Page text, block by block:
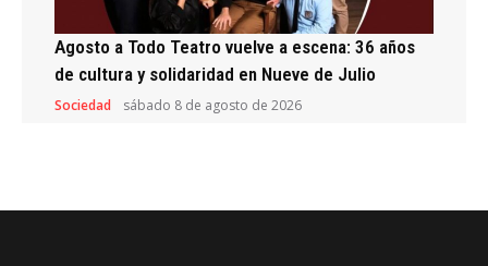
Agosto a Todo Teatro vuelve a escena: 36 años
de cultura y solidaridad en Nueve de Julio
Sociedad sábado 8 de agosto de 2026